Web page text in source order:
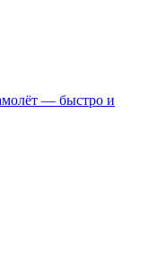
— быстро и